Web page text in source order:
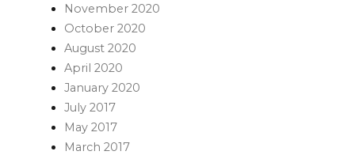
November 2020
October 2020
August 2020
April 2020
January 2020
July 2017
May 2017
March 2017